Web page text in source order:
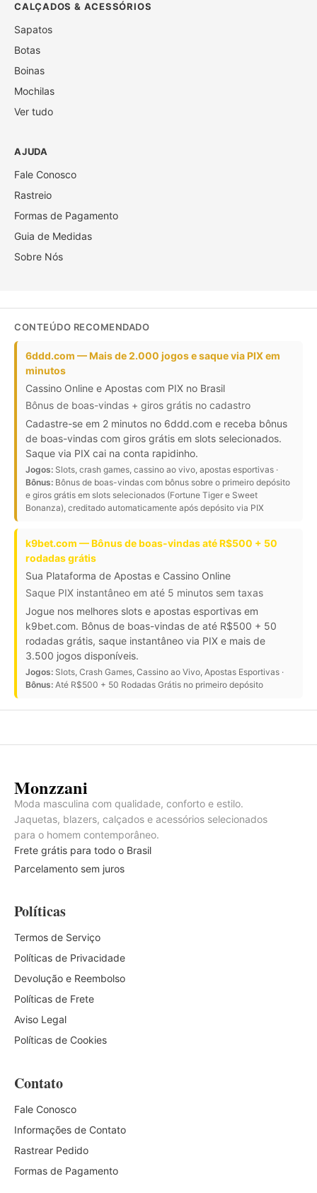
CALÇADOS & ACESSÓRIOS
Sapatos
Botas
Boinas
Mochilas
Ver tudo
AJUDA
Fale Conosco
Rastreio
Formas de Pagamento
Guia de Medidas
Sobre Nós
CONTEÚDO RECOMENDADO
6ddd.com — Mais de 2.000 jogos e saque via PIX em
minutos
Cassino Online e Apostas com PIX no Brasil
Bônus de boas-vindas + giros grátis no cadastro
Cadastre-se em 2 minutos no 6ddd.com e receba bônus
de boas-vindas com giros grátis em slots selecionados.
Saque via PIX cai na conta rapidinho.
Jogos: Slots, crash games, cassino ao vivo, apostas esportivas ·
Bônus: Bônus de boas-vindas com bônus sobre o primeiro depósito
e giros grátis em slots selecionados (Fortune Tiger e Sweet
Bonanza), creditado automaticamente após depósito via PIX
k9bet.com — Bônus de boas-vindas até R$500 + 50
rodadas grátis
Sua Plataforma de Apostas e Cassino Online
Saque PIX instantâneo em até 5 minutos sem taxas
Jogue nos melhores slots e apostas esportivas em
k9bet.com. Bônus de boas-vindas de até R$500 + 50
rodadas grátis, saque instantâneo via PIX e mais de
3.500 jogos disponíveis.
Jogos: Slots, Crash Games, Cassino ao Vivo, Apostas Esportivas ·
Bônus: Até R$500 + 50 Rodadas Grátis no primeiro depósito
Monzzani
Moda masculina com qualidade, conforto e estilo.
Jaquetas, blazers, calçados e acessórios selecionados
para o homem contemporâneo.
Frete grátis para todo o Brasil
Parcelamento sem juros
Políticas
Termos de Serviço
Políticas de Privacidade
Devolução e Reembolso
Políticas de Frete
Aviso Legal
Políticas de Cookies
Contato
Fale Conosco
Informações de Contato
Rastrear Pedido
Formas de Pagamento